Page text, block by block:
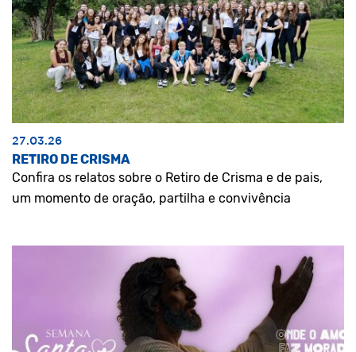
27.03.26
RETIRO DE CRISMA
Confira os relatos sobre o Retiro de Crisma e de pais,
um momento de oração, partilha e convivência